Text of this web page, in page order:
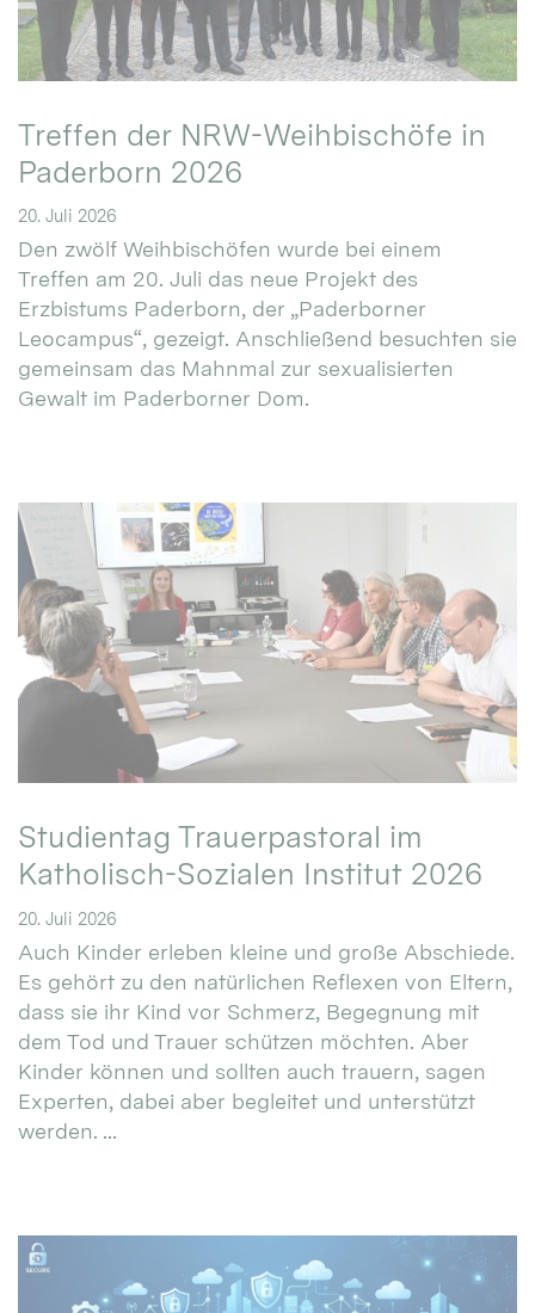
Treffen der NRW-Weihbischöfe in
Paderborn 2026
20. Juli 2026
Den zwölf Weihbischöfen wurde bei einem
Treffen am 20. Juli das neue Projekt des
Erzbistums Paderborn, der „Paderborner
Leocampus“, gezeigt. Anschließend besuchten sie
gemeinsam das Mahnmal zur sexualisierten
Gewalt im Paderborner Dom.
Studientag Trauerpastoral im
Katholisch-Sozialen Institut 2026
20. Juli 2026
Auch Kinder erleben kleine und große Abschiede.
Es gehört zu den natürlichen Reflexen von Eltern,
dass sie ihr Kind vor Schmerz, Begegnung mit
dem Tod und Trauer schützen möchten. Aber
Kinder können und sollten auch trauern, sagen
Experten, dabei aber begleitet und unterstützt
werden. ...